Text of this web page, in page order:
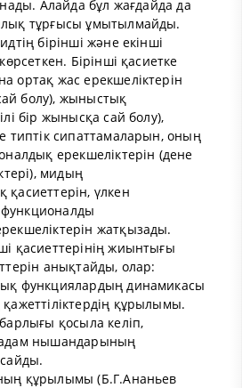
Алайда бұл жағдайда да
тұрғысы ұмытылмайды.
бірінші және екінші
Бірінші қасиетке
ортақ жас ерекшеліктерін
болу), жыныстық
бір жынысқа сай болу),
типтік сипаттамаларын, оның
ерекшеліктерін (дене
мидың
үлкен
жатқызады.
қасиеттерінің жиынтығы
анықтайды, олар:
функциялардың динамикасы
құрылымы.
қосыла келіп,
нышандарының
құрылымы (Б.Г.Ананьев